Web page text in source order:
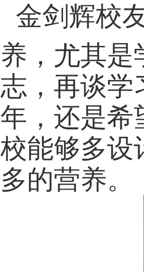
金剑辉校
养，尤其是
志，再谈学
年，还是希
校能够多设
多的营养。